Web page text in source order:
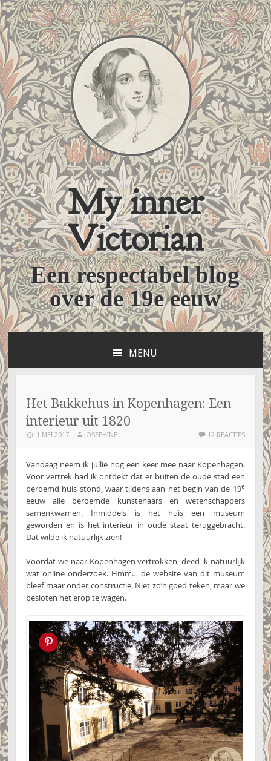
My inner
Victorian
Een respectabel blog
over de 19e eeuw
MENU
SPRINGEN
Het Bakkehus in Kopenhagen: Een
interieur uit 1820
1 MEI 2017 JOSEPHINE 12 REACTIES
Vandaag neem ik jullie nog een keer mee naar Kopenhagen.
Voor vertrek had ik ontdekt dat er buiten de oude stad een
beroemd huis stond, waar tijdens aan het begin van de 19e
eeuw alle beroemde kunstenaars en wetenschappers
samenkwamen. Inmiddels is het huis een museum
geworden en is het interieur in oude staat teruggebracht.
Dat wilde ik natuurlijk zien!
Voordat we naar Kopenhagen vertrokken, deed ik natuurlijk
wat online onderzoek. Hmm… de website van dit museum
bleef maar onder constructie. Niet zo’n goed teken, maar we
besloten het erop te wagen.
Pin this!